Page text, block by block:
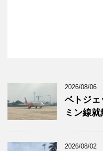
2026/08/06
ベトジェ
ミン線
2026/08/02